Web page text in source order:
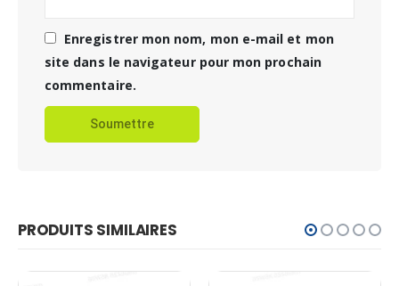
Enregistrer mon nom, mon e-mail et mon
site dans le navigateur pour mon prochain
commentaire.
PRODUITS SIMILAIRES